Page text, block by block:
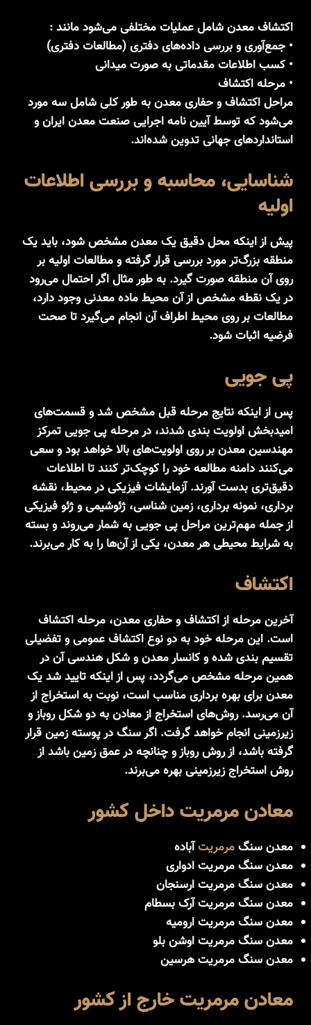
اکتشاف معدن شامل عملیات مختلفی می‌شود مانند :
• جمع‌آوری و بررسی داده‌های دفتری (مطالعات دفتری)
• کسب اطلاعات مقدماتی به صورت میدانی
• مرحله اکتشاف
مراحل اکتشاف و حفاری معدن به طور کلی شامل سه مورد
می‌شود که توسط آیین نامه اجرایی صنعت معدن ایران و
استانداردهای جهانی تدوین شده‌اند.
شناسایی، محاسبه و بررسی اطلاعات
اولیه
پیش از اینکه محل دقیق یک معدن مشخص شود، باید یک
منطقه بزرگ‌تر مورد بررسی قرار گرفته و مطالعات اولیه بر
روی آن منطقه صورت گیرد. به طور مثال اگر احتمال می‌رود
در یک نقطه مشخص از آن محیط ماده معدنی وجود دارد،
مطالعات بر روی محیط اطراف آن انجام می‌گیرد تا صحت
فرضیه اثبات شود.
پی جویی
پس از اینکه نتایج مرحله قبل مشخص شد و قسمت‌های
امیدبخش اولویت بندی شدند، در مرحله پی جویی تمرکز
مهندسین معدن بر روی اولویت‌های بالا خواهد بود و سعی
می‌کنند دامنه مطالعه خود را کوچک‌تر کنند تا اطلاعات
دقیق‌تری بدست آورند. آزمایشات فیزیکی در محیط، نقشه
برداری، نمونه برداری، زمین شناسی، ژئوشیمی و ژئو فیزیکی
از جمله مهم‌ترین مراحل پی جویی به شمار می‌روند و بسته
به شرایط محیطی هر معدن، یکی از آن‌ها را به کار می‌برند.
اکتشاف
آخرین مرحله از اکتشاف و حفاری معدن، مرحله اکتشاف
است. این مرحله خود به دو نوع اکتشاف عمومی و تفضیلی
تقسیم بندی شده و کانسار معدن و شکل هندسی آن در
همین مرحله مشخص می‌گردد، پس از اینکه تایید شد یک
معدن برای بهره برداری مناسب است، نوبت به استخراج از
آن می‌رسد. روش‌های استخراج از معادن به دو شکل روباز و
زیرزمینی انجام خواهد گرفت. اگر سنگ در پوسته زمین قرار
گرفته باشد، از روش روباز و چنانچه در عمق زمین باشد از
روش استخراج زیرزمینی بهره می‌برند.
معادن مرمریت داخل کشور
معدن سنگمرمریتآباده
معدن سنگ مرمریت ادواری
معدن سنگ مرمریت ارسنجان
معدن سنگ مرمریت آرک بسطام
معدن سنگ مرمریت ارومیه
معدن سنگ مرمریت اوشن بلو
معدن سنگ مرمریت هرسین
معادن مرمریت خارج از کشور